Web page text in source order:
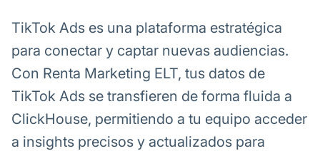
TikTok Ads es una plataforma estratégica
para conectar y captar nuevas audiencias.
Con Renta Marketing ELT, tus datos de
TikTok Ads se transfieren de forma fluida a
ClickHouse, permitiendo a tu equipo acceder
a insights precisos y actualizados para